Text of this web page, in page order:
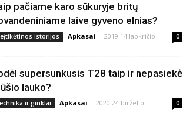
pačiame karo sūkuryje britų
laive gyveno elnias?
istorijos Apkasai - 2019 14 lapkričio 0
supersunkusis T28 taip ir nepasiekė
lauko?
ir ginklai Apkasai - 2020 24 birželio 0